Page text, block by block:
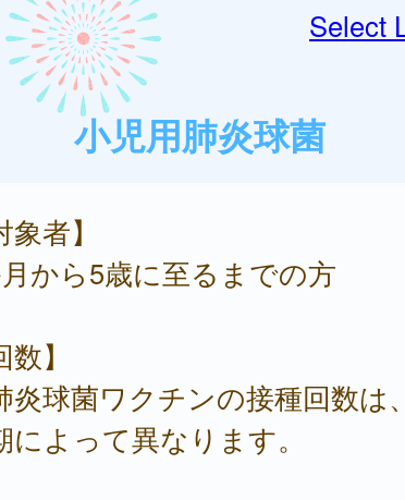
Select
小児用肺炎球菌
者】
から5歳に至るまでの方
数】
炎球菌ワクチンの接種回数は
によって異なります。